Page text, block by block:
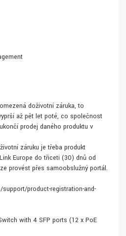
doživotní záruka, to
až pět let poté, co společnost
prodej daného produktu v
záruku je třeba produkt
Europe do třiceti (30) dnů od
provést přes samoobslužný portál.
product-registration-and-
with 4 SFP ports (12 x PoE